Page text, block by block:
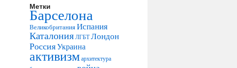
Метки
Барселона
ВеликобританияИспания
Каталония ЛГБТ Лондон
РоссияУкраина
активизм архитектура